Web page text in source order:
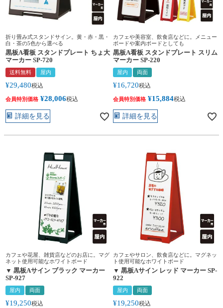
折り畳み式スタンドサイン。黄・赤・黒・
白・茶の5色から選べる
黒板A看板 スタンドプレート ちょ大
マーカー SP-720
送料無料 屋内
¥29,480税込
会員特別価格 ¥28,006税込
詳細を見る
カフェや美容室、飲食店などに。メニュー
ボードや案内ボードとしても
黒板A看板 スタンドプレート スリム
マーカー SP-220
屋内 両面
¥16,720税込
会員特別価格 ¥15,884税込
詳細を見る
カフェや花屋、雑貨店などのお店に。マグ
ネット使用可能なホワイトボード
▼ 黒板Aサイン ブラック マーカー
SP-927
屋内 両面
¥19,250税込
カフェやサロン、飲食店などに。マグネッ
ト使用可能なホワイトボード
▼ 黒板Aサイン レッド マーカー SP-
922
屋内 両面
¥19,250税込